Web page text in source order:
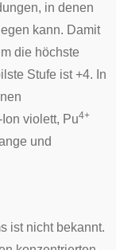
in denen
kann. Damit
die höchste
Stufe ist +4. In
Ion violett, Pu4+
und
ist nicht bekannt.